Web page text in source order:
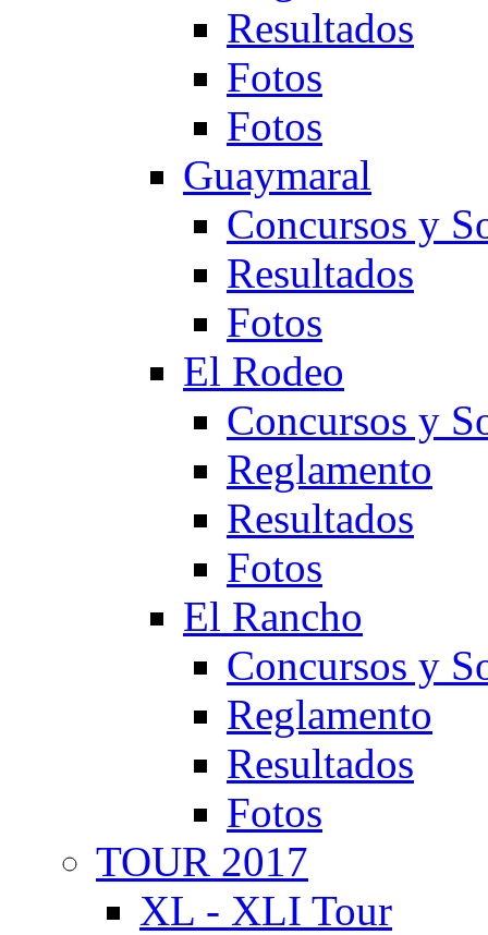
Resultados
Fotos
Fotos
Guaymaral
Concursos y
Resultados
Fotos
El Rodeo
Concursos y
Reglamento
Resultados
Fotos
El Rancho
Concursos y
Reglamento
Resultados
Fotos
TOUR 2017
XL - XLI Tour